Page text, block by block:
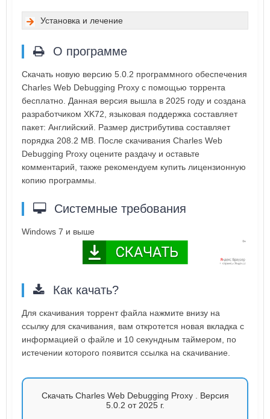
Установка и лечение
О программе
Скачать новую версию 5.0.2 программного обеспечения
Charles Web Debugging Proxy с помощью торрента
бесплатно. Данная версия вышла в 2025 году и создана
разработчиком XK72, языковая поддержка составляет
пакет: Английский. Размер дистрибутива составляет
порядка 208.2 MB. После скачивания Charles Web
Debugging Proxy оцените раздачу и оставьте
комментарий, также рекомендуем купить лицензионную
копию программы.
Системные требования
Windows 7 и выше
Как качать?
Для скачивания торрент файла нажмите внизу на
ссылку для скачивания, вам откротется новая вкладка с
информацией о файле и 10 секундным таймером, по
истечении которого появится ссылка на скачивание.
Скачать Charles Web Debugging Proxy . Версия
5.0.2 от 2025 г.